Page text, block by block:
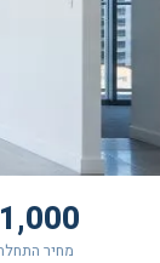
1,000 ₪+
מחיר